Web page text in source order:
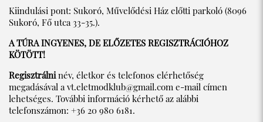
Kiindulási pont: Sukoró, Művelődési Ház előtti parkoló (8096
Sukoró, Fő utca 33-35.).
A TÚRA INGYENES, DE ELŐZETES REGISZTRÁCIÓHOZ
KÖTÖTT!
Regisztrálninév, életkor és telefonos elérhetőség
megadásával avt.eletmodklub@gmail.com e-mail címen
lehetséges. További információ kérhető az alábbi
telefonszámon: +36 20 980 6181.